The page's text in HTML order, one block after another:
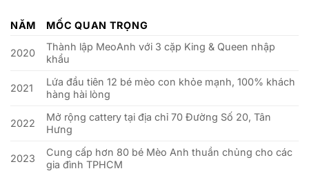
NĂM MỐC QUAN TRỌNG
2020
Thành lập MeoAnh với 3 cặp King & Queen nhập
khẩu
2021
Lứa đầu tiên 12 bé mèo con khỏe mạnh, 100% khách
hàng hài lòng
2022
Mở rộng cattery tại địa chỉ 70 Đường Số 20, Tân
Hưng
2023
Cung cấp hơn 80 bé Mèo Anh thuần chủng cho các
gia đình TPHCM